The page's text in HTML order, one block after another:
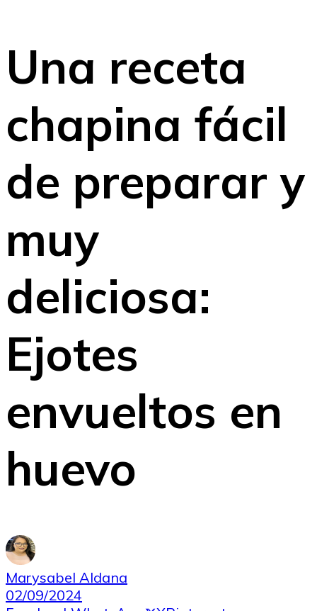
Una receta
chapina fácil
de preparar y
muy
deliciosa:
Ejotes
envueltos en
huevo
Marysabel Aldana
02/09/2024